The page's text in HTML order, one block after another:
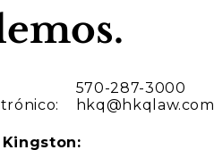
570-287-3000
hkq@hkqlaw.com